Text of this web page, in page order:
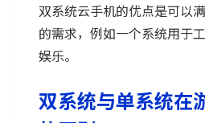
双系统云手机的优点是可以
的需求，例如一个系统用于
娱乐。
双系统与单系统在